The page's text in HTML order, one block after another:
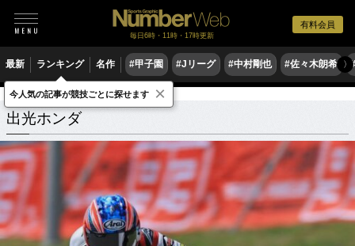
有料会員
毎日6時・11時・17時更新
最新 ランキング 名作 #甲子園 #Jリーグ #中村剛也 #佐々木朗希 〉
出光ホンダ 関連記事
出光ホンダ
今人気の記事が競技ごとに探せます ×